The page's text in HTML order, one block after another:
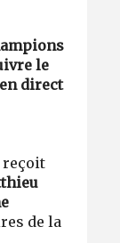
le
direct
reçoit
de la